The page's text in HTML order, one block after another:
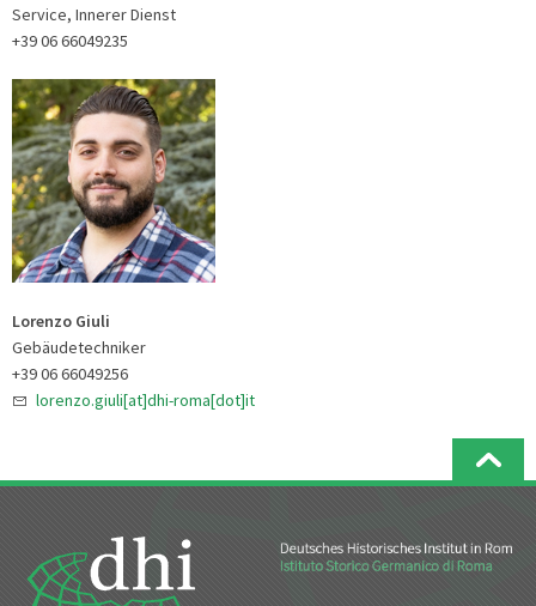
Service, Innerer Dienst
+39 06 66049235
Lorenzo Giuli
Gebäudetechniker
+39 06 66049256
lorenzo.giuli[at]dhi-roma[dot]it